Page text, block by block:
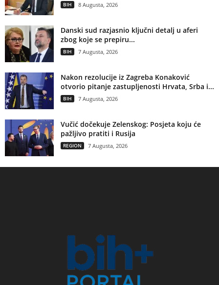
BIH 8 Augusta, 2026
Danski sud razjasnio ključni detalj u aferi
zbog koje se prepiru...
BIH 7 Augusta, 2026
Nakon rezolucije iz Zagreba Konaković
otvorio pitanje zastupljenosti Hrvata, Srba i...
BIH 7 Augusta, 2026
Vučić dočekuje Zelenskog: Posjeta koju će
pažljivo pratiti i Rusija
REGION 7 Augusta, 2026